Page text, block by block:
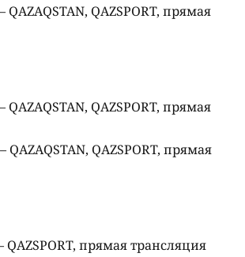
QAZAQSTAN, QAZSPORT, прямая
QAZAQSTAN, QAZSPORT, прямая
QAZAQSTAN, QAZSPORT, прямая
QAZSPORT, прямая трансляция